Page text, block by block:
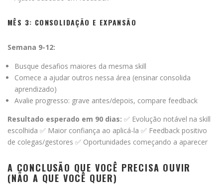
MÊS 3: CONSOLIDAÇÃO E EXPANSÃO
Semana 9-12:
Busque desafios maiores da mesma skill
Comece a ajudar outros nessa área (ensinar consolida
aprendizado)
Avalie progresso: grave antes/depois, compare feedback
Resultado esperado em 90 dias: ✅ Evolução notável na skill
escolhida ✅ Maior confiança ao aplicá-la ✅ Feedback positivo
de colegas/gestores ✅ Oportunidades começando a aparecer
A CONCLUSÃO QUE VOCÊ PRECISA OUVIR
(NÃO A QUE VOCÊ QUER)